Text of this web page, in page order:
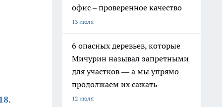
.
офис – проверенное качество
13 июля
6 опасных деревьев, которые
Мичурин называл запретными
для участков — а мы упрямо
продолжаем их сажать
12 июля